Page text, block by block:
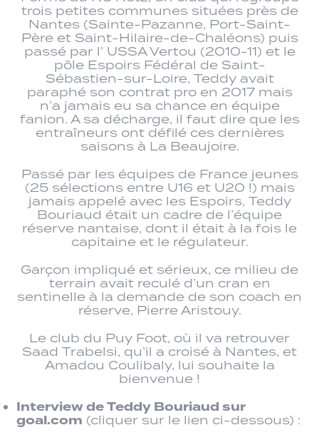
trois petites communes situées près de
Nantes (Sainte-Pazanne, Port-Saint-
Père et Saint-Hilaire-de-Chaléons) puis
passé par l’ USSA Vertou (2010-11) et le
pôle Espoirs Fédéral de Saint-
Sébastien-sur-Loire, Teddy avait
paraphé son contrat pro en 2017 mais
n’a jamais eu sa chance en équipe
fanion. A sa décharge, il faut dire que les
entraîneurs ont défilé ces dernières
saisons à La Beaujoire.
Passé par les équipes de France jeunes
(25 sélections entre U16 et U20 !) mais
jamais appelé avec les Espoirs, Teddy
Bouriaud était un cadre de l’équipe
réserve nantaise, dont il était à la fois le
capitaine et le régulateur.
Garçon impliqué et sérieux, ce milieu de
terrain avait reculé d’un cran en
sentinelle à la demande de son coach en
réserve, Pierre Aristouy.
Le club du Puy Foot, où il va retrouver
Saad Trabelsi, qu’il a croisé à Nantes, et
Amadou Coulibaly, lui souhaite la
bienvenue !
Interview de Teddy Bouriaud sur
goal.com (cliquer sur le lien ci-dessous) :